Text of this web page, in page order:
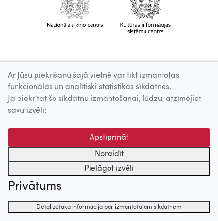
Ar Jūsu piekrišanu šajā vietnē var tikt izmantotas
funkcionālās un analītiski statistikās sīkdatnes.
Ja piekrītat šo sīkdatņu izmantošanai, lūdzu, atzīmējiet
savu izvēli:
Apstiprināt
Noraidīt
Pielāgot izvēli
Privātums
Detalizētāka informācija par izmantotajām sīkdatnēm